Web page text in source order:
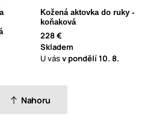
Kožená aktovka do ruky -
koňaková
228 €
Skladem
U vásv pondělí10. 8.
Nahoru